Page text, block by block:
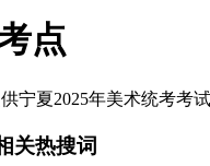
点
宁夏2025年美术统考考
关热搜词